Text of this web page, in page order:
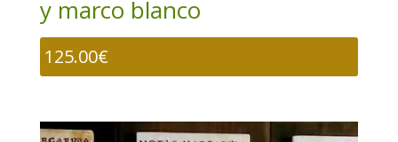
y marco blanco
125.00€